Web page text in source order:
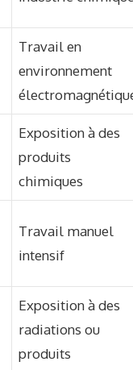
Travail en
environnement
Exposition à des
produits
chimiques
Travail manuel
intensif
Exposition à des
radiations ou
produits